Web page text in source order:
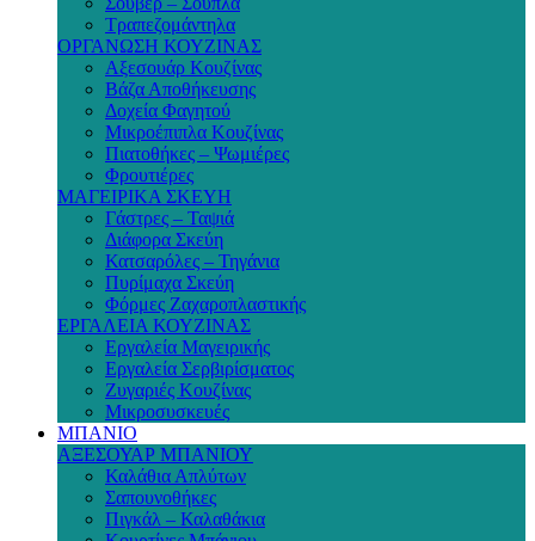
Τραπεζομάντηλα
ΟΡΓΑΝΩΣΗ ΚΟΥΖΙΝΑΣ
Αξεσουάρ Κουζίνας
Βάζα Αποθήκευσης
Δοχεία Φαγητού
Μικροέπιπλα Κουζίνας
Πιατοθήκες – Ψωμιέρες
Φρουτιέρες
ΜΑΓΕΙΡΙΚΑ ΣΚΕΥΗ
Γάστρες – Ταψιά
Διάφορα Σκεύη
Κατσαρόλες – Τηγάνια
Πυρίμαχα Σκεύη
Φόρμες Ζαχαροπλαστικής
ΕΡΓΑΛΕΙΑ ΚΟΥΖΙΝΑΣ
Εργαλεία Μαγειρικής
Εργαλεία Σερβιρίσματος
Ζυγαριές Κουζίνας
Μικροσυσκευές
ΜΠΑΝΙΟ
ΑΞΕΣΟΥΑΡ ΜΠΑΝΙΟΥ
Καλάθια Απλύτων
Σαπουνοθήκες
Πιγκάλ – Καλαθάκια